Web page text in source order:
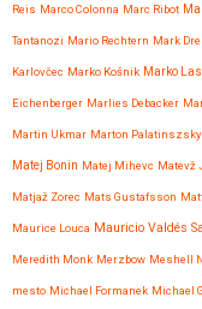
Reis Marco Colonna Marc Ribot
Tantanozi Mario Rechtern Mark
Karlovčec Marko Košnik Marko
Eichenberger Marlies Debacker
Martin Ukmar Marton Palatinszsky
Matej Bonin Matej Mihevc Matevž
Matjaž Zorec Mats Gustafsson
Maurice Louca Mauricio Valdés
Meredith Monk Merzbow Meshell
mesto Michael Formanek Michael